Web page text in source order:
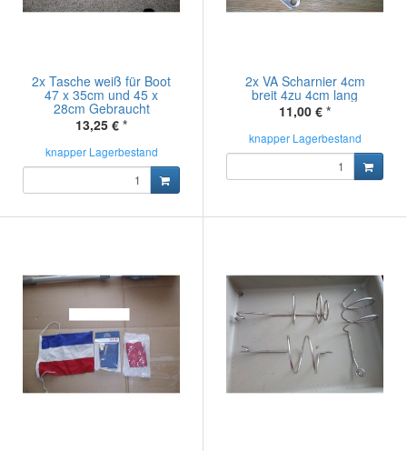
2x Tasche weiß für Boot
47 x 35cm und 45 x
28cm Gebraucht
13,25 € *
knapper Lagerbestand
2x VA Scharnier 4cm
breit 4zu 4cm lang
11,00 € *
knapper Lagerbestand